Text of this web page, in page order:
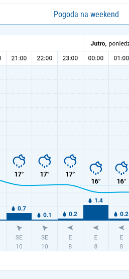
Pogoda na weekend